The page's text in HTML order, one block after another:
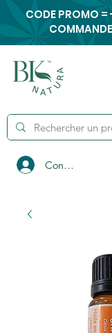
Connexion
CODE PROMO =